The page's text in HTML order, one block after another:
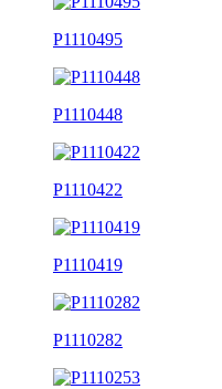
P1110495
P1110448
P1110422
P1110419
P1110282